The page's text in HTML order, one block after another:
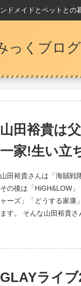
ドメイドとペットとの
っくブロ
山田裕貴は
一家!生い立
山田裕貴さんは「海賊戦
その後は「HiGH&LOW
ャーズ」「どうする家康
ます。 そんな山田裕貴さ
GLAYライ